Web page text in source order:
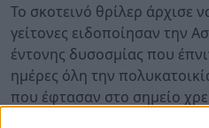
Το σκοτεινό θρίλερ άρχισε
γείτονες ειδοποίησαν την
έντονης δυσοσμίας που
ημέρες όλη την
που έφτασαν στο σημείο